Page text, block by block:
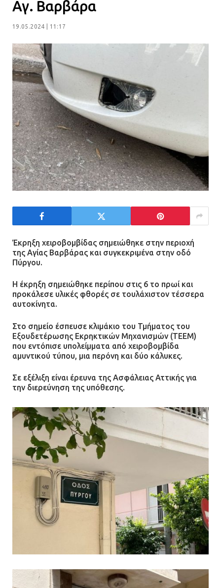
και ασφαλή παιδική χαρά
Τηλεφωνικές απάτες με λεία
130.000 ευρώ στην Αττική
13.07.2026 | 20:44
Ασπρόπυργος: Πέθανε ένας από
τους σοβαρά εγκαυματίες της
μεγάλης έκρηξης στο εργοστάσιο
αστυνομικοί για τους
πυροβολισμούς κατά του 20χρονου
Μάνδρα
09.07.2026 | 11:12
Ασπρόπυργο – Ήχησε το 112
09.07.2026 | 09:19
Δίωξη για απόπειρα
ανθρωποκτονίας στους δύο
αστυνομικούς
08.07.2026 | 22:30
Ομαδικός βιασμός 19χρονης στο
Α.Τ. Ομονοίας: Ο Εισαγγελέας
πρότεινε την αθώωση των
αστυνομικών
08.07.2026 | 16:24
Ο δήμαρχος Μάνδρας δώρισε όλους
τους μισθούς του 2025 στο Θριάσιο
Αγ. Βαρβάρα
19.05.2024 | 11:17
Έκρηξη χειροβομβίδας σημειώθηκε στην περιοχή
της Αγίας Βαρβάρας και συγκεκριμένα στην οδό
Πύργου.
Η έκρηξη σημειώθηκε περίπου στις 6 το πρωί και
προκάλεσε υλικές φθορές σε τουλάχιστον τέσσερα
αυτοκίνητα.
Στο σημείο έσπευσε κλιμάκιο του Τμήματος του
Εξουδετέρωσης Εκρηκτικών Μηχανισμών (ΤΕΕΜ)
που εντόπισε υπολείμματα από χειροβομβίδα
αμυντικού τύπου, μια περόνη και δύο κάλυκες.
Σε εξέλιξη είναι έρευνα της Ασφάλειας Αττικής για
την διερεύνηση της υπόθεσης.